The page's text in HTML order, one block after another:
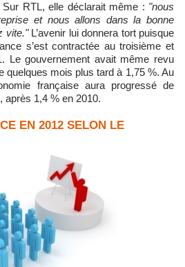
RTL, elle déclarait même : "nous
et nous allons dans la bonne
vite."L’avenir lui donnera tort puisque
s’est contractée au troisième et
Le gouvernement avait même revu
quelques mois plus tard à 1,75 %. Au
française aura progressé de
après 1,4 % en 2010.
EN 2012 SELON LE